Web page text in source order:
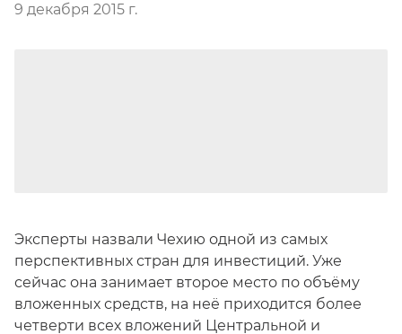
9 декабря 2015 г.
Эксперты назвали Чехию одной из самых
перспективных стран для инвестиций. Уже
сейчас она занимает второе место по объёму
вложенных средств, на неё приходится более
четверти всех вложений Центральной и